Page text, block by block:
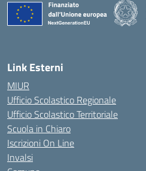
Link Esterni
MIUR
Ufficio Scolastico Regionale
Ufficio Scolastico Territoriale
Scuola in Chiaro
Iscrizioni On Line
Invalsi